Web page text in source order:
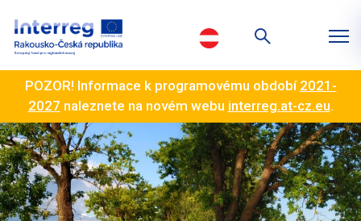
POZOR! Informace k programovému období 2021-
2027 naleznete na novém webu interreg.at-cz.eu.